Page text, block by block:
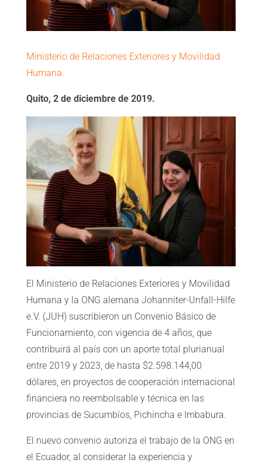
Ministerio de Relaciones Exteriores y Movilidad
Humana.
Quito, 2 de diciembre de 2019.
El Ministerio de Relaciones Exteriores y Movilidad
Humana y la ONG alemana Johanniter-Unfall-Hilfe
e.V. (JUH) suscribieron un Convenio Básico de
Funcionamiento, con vigencia de 4 años, que
contribuirá al país con un aporte total plurianual
entre 2019 y 2023, de hasta $2.598.144,00
dólares, en proyectos de cooperación internacional
financiera no reembolsable y técnica en las
provincias de Sucumbíos, Pichincha e Imbabura.
El nuevo convenio autoriza el trabajo de la ONG en
el Ecuador, al considerar la experiencia y